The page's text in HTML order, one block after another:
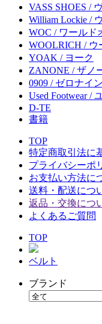
VASS SHOES /
William Lockie /
WOC / ワールド
WOOLRICH / ウ
YOAK / ヨーク
ZANONE / ザノ
0909 / ゼロナイ
Used Footwear /
D-TE
書籍
TOP
特定商取引法に
プライバシーポ
お支払い方法に
送料・配送につ
返品・交換につ
よくあるご質問
TOP
ベルト
ブランド